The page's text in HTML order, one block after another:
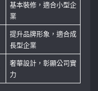
基本裝修，適合小型企
業
提升品牌形象，適合成
長型企業
奢華設計，彰顯公司實
力